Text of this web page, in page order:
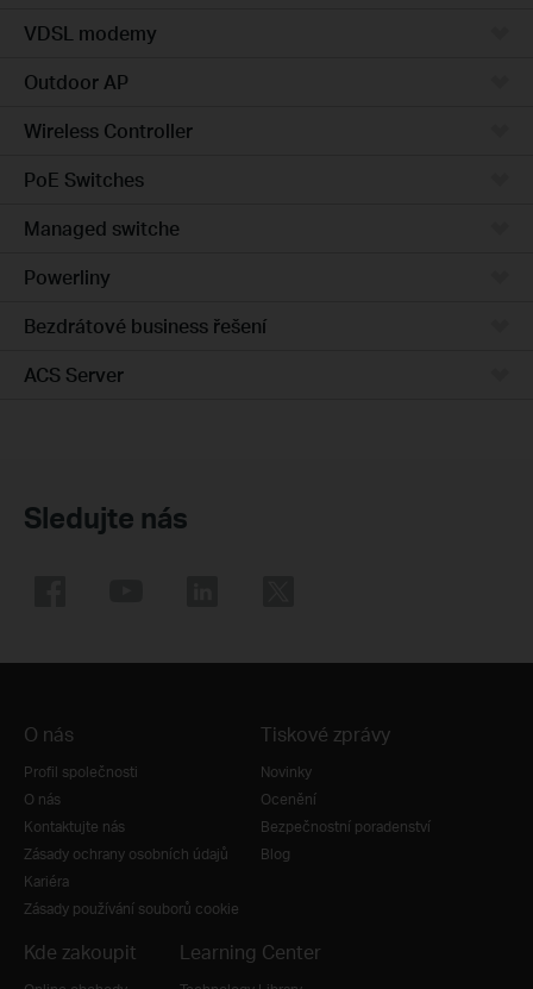
VDSL modemy
Outdoor AP
Wireless Controller
PoE Switches
Managed switche
Powerliny
Bezdrátové business řešení
ACS Server
Sledujte nás
O nás
Profil společnosti
O nás
Kontaktujte nás
Zásady ochrany osobních údajů
Kariéra
Zásady používání souborů cookie
Tiskové zprávy
Novinky
Ocenění
Bezpečnostní poradenství
Blog
Kde zakoupit Learning Center